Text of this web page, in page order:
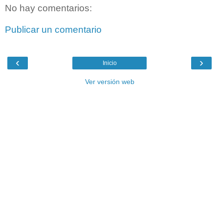
No hay comentarios:
Publicar un comentario
‹ ›
Inicio
Ver versión web